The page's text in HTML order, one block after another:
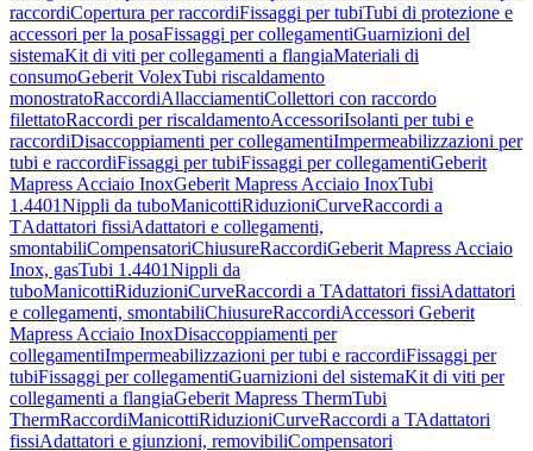
raccordiCopertura per raccordiFissaggi per tubiTubi di protezione e
accessori per la posaFissaggi per collegamentiGuarnizioni del
sistemaKit di viti per collegamenti a flangiaMateriali di
consumoGeberit VolexTubi riscaldamento
monostratoRaccordiAllacciamentiCollettori con raccordo
filettatoRaccordi per riscaldamentoAccessoriIsolanti per tubi e
raccordiDisaccoppiamenti per collegamentiImpermeabilizzazioni per
tubi e raccordiFissaggi per tubiFissaggi per collegamentiGeberit
Mapress Acciaio InoxGeberit Mapress Acciaio InoxTubi
1.4401Nippli da tuboManicottiRiduzioniCurveRaccordi a
TAdattatori fissiAdattatori e collegamenti,
smontabiliCompensatoriChiusureRaccordiGeberit Mapress Acciaio
Inox, gasTubi 1.4401Nippli da
tuboManicottiRiduzioniCurveRaccordi a TAdattatori fissiAdattatori
e collegamenti, smontabiliChiusureRaccordiAccessori Geberit
Mapress Acciaio InoxDisaccoppiamenti per
collegamentiImpermeabilizzazioni per tubi e raccordiFissaggi per
tubiFissaggi per collegamentiGuarnizioni del sistemaKit di viti per
collegamenti a flangiaGeberit Mapress ThermTubi
ThermRaccordiManicottiRiduzioniCurveRaccordi a TAdattatori
fissiAdattatori e giunzioni, removibiliCompensatori